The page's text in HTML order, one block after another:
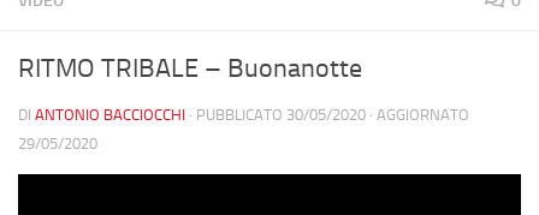
RITMO TRIBALE – Buonanotte
DI ANTONIO BACCIOCCHI · PUBBLICATO 30/05/2020 · AGGIORNATO
29/05/2020